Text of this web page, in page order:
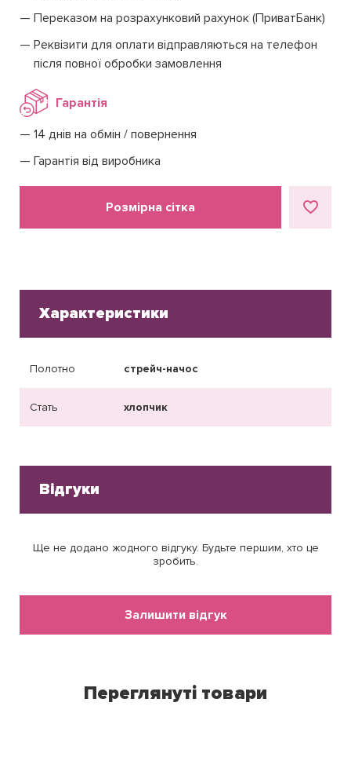
Переказом на розрахунковий рахунок (ПриватБанк)
Реквізити для оплати відправляються на телефон
після повної обробки замовлення
Гарантія
14 днів на обмін / повернення
Гарантія від виробника
Розмірна сітка
Характеристики
Полотно стрейч-начос
Стать хлопчик
Відгуки
Ще не додано жодного відгуку. Будьте першим, хто це
зробить.
Залишити відгук
Переглянуті товари